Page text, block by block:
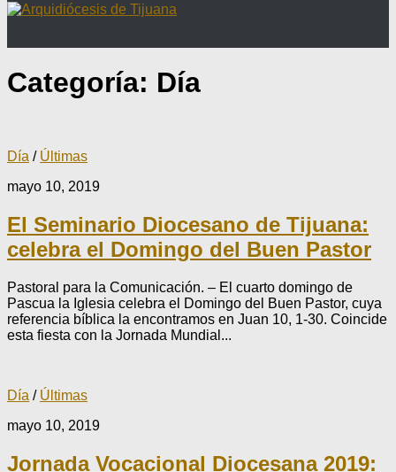
Categoría: Día
Día / Últimas
mayo 10, 2019
El Seminario Diocesano de Tijuana:
celebra el Domingo del Buen Pastor
Pastoral para la Comunicación. – El cuarto domingo de
Pascua la Iglesia celebra el Domingo del Buen Pastor, cuya
referencia bíblica la encontramos en Juan 10, 1-30. Coincide
esta fiesta con la Jornada Mundial...
Día / Últimas
mayo 10, 2019
Jornada Vocacional Diocesana 2019: